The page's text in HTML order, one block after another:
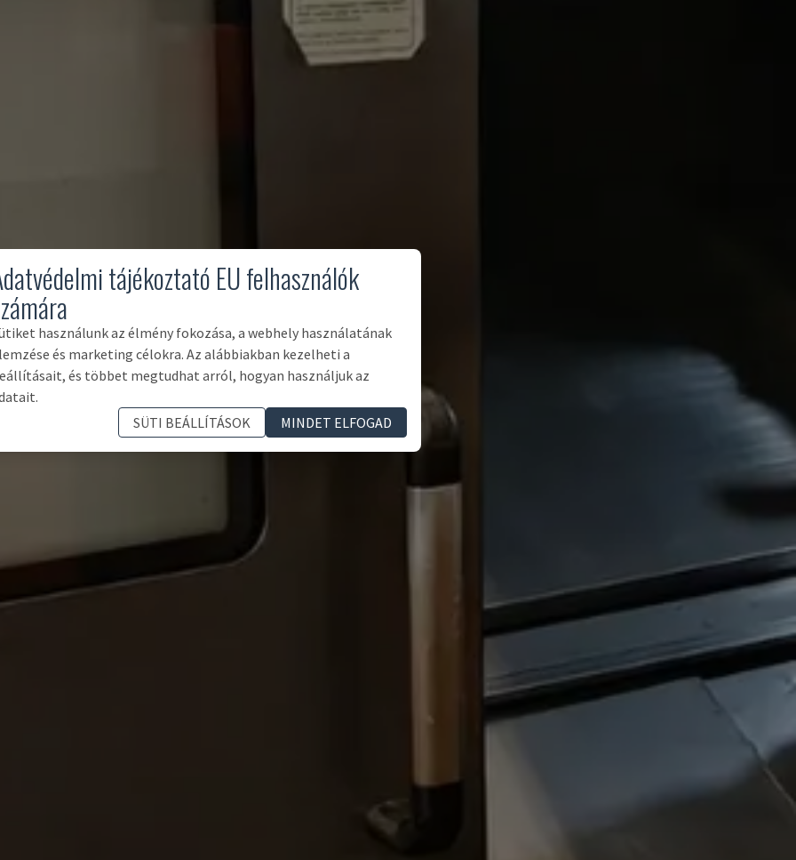
tájékoztató EU felhasználók
használunk az élmény fokozása, a webhely használatának
és marketing célokra. Az alábbiakban kezelheti a
és többet megtudhat arról, hogyan használjuk az
SÜTI BEÁLLÍTÁSOK
MINDET ELFOGAD